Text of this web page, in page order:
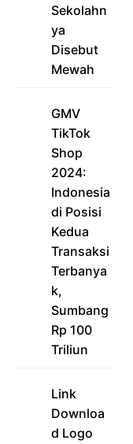
Sekolahn
ya
Disebut
Mewah
GMV
TikTok
Shop
2024:
Indonesia
di Posisi
Kedua
Transaksi
Terbanya
k,
Sumbang
Rp 100
Triliun
Link
Downloa
d Logo